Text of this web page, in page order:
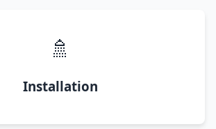
🚿
Installation